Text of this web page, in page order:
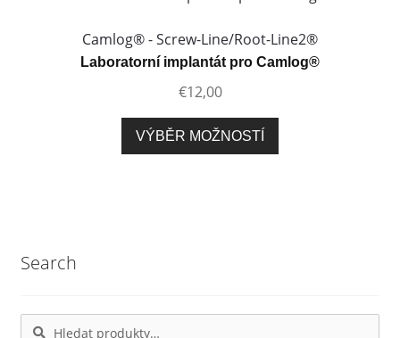
lze
vybrat
produktu
Camlog® - Screw-Line/Root-Line2®
Laboratorní implantát pro Camlog®
€12,00
VÝBĚR MOŽNOSTÍ
produkt
Search
Hledat